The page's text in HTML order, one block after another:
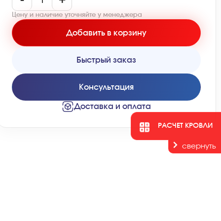
РАСЧЕТ КРОВЛИ
свернуть
Цену и наличие уточняйте у менеджера
Добавить в корзину
Быстрый заказ
Консультация
Доставка и оплата